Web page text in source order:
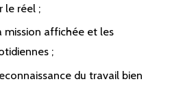
le réel ;
mission affichée et les
;
du travail bien